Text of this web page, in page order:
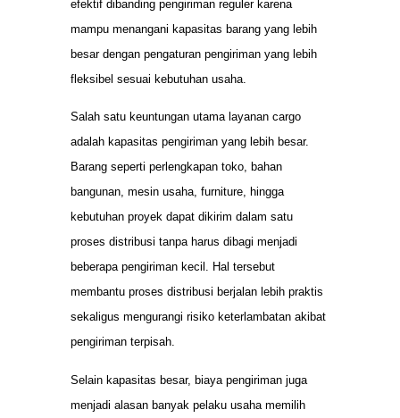
efektif dibanding pengiriman reguler karena
mampu menangani kapasitas barang yang lebih
besar dengan pengaturan pengiriman yang lebih
fleksibel sesuai kebutuhan usaha.
Salah satu keuntungan utama layanan cargo
adalah kapasitas pengiriman yang lebih besar.
Barang seperti perlengkapan toko, bahan
bangunan, mesin usaha, furniture, hingga
kebutuhan proyek dapat dikirim dalam satu
proses distribusi tanpa harus dibagi menjadi
beberapa pengiriman kecil. Hal tersebut
membantu proses distribusi berjalan lebih praktis
sekaligus mengurangi risiko keterlambatan akibat
pengiriman terpisah.
Selain kapasitas besar, biaya pengiriman juga
menjadi alasan banyak pelaku usaha memilih